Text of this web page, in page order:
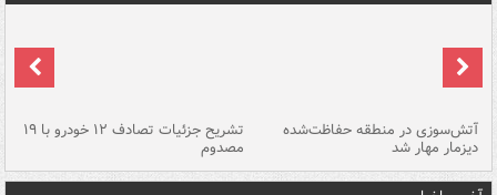
آتش‌سوزی در منطقه حفاظت‌شده
دیزمار مهار شد
تشریح جزئیات تصادف ۱۲ خودرو با ۱۹
مصدوم